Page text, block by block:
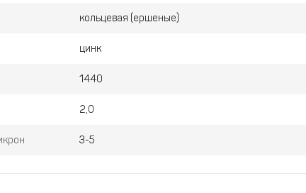
кольцевая (ершеные)
цинк
1440
2,0
3-5